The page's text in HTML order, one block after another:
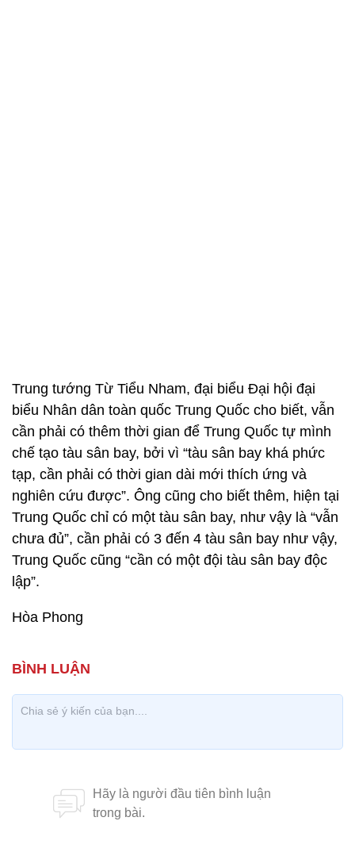
Trung tướng Từ Tiểu Nham, đại biểu Đại hội đại
biểu Nhân dân toàn quốc Trung Quốc cho biết, vẫn
cần phải có thêm thời gian để Trung Quốc tự mình
chế tạo tàu sân bay, bởi vì “tàu sân bay khá phức
tạp, cần phải có thời gian dài mới thích ứng và
nghiên cứu được”. Ông cũng cho biết thêm, hiện tại
Trung Quốc chỉ có một tàu sân bay, như vậy là “vẫn
chưa đủ”, cần phải có 3 đến 4 tàu sân bay như vậy,
Trung Quốc cũng “cần có một đội tàu sân bay độc
lập”.
Hòa Phong